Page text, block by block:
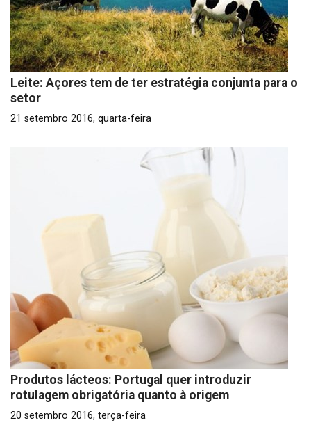
Leite: Açores tem de ter estratégia conjunta para o
setor
21 setembro 2016, quarta-feira
Produtos lácteos: Portugal quer introduzir
rotulagem obrigatória quanto à origem
20 setembro 2016, terça-feira